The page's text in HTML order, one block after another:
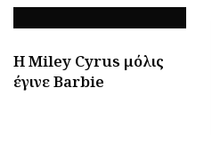
H Miley Cyrus μόλις
έγινε Barbie